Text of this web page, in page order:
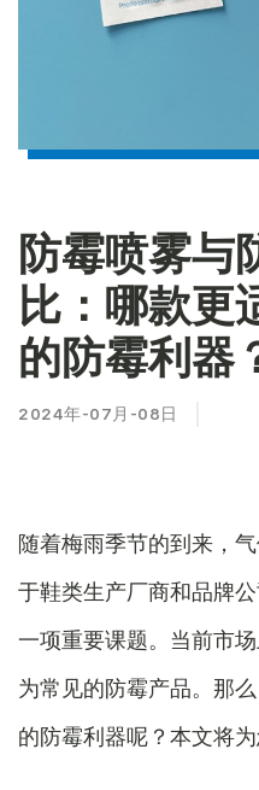
防霉喷雾与
比：哪款更
的防霉利器
2024年-07月-08日
随着梅雨季节的到来，
于鞋类生产厂商和品牌
一项重要课题。当前市
为常见的防霉产品。那
的防霉利器呢？本文将为